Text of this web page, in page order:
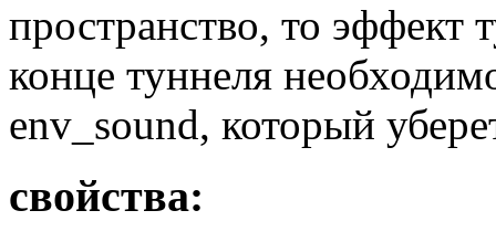
пространство, то эффект
конце туннеля
env_sound, который
свойства: